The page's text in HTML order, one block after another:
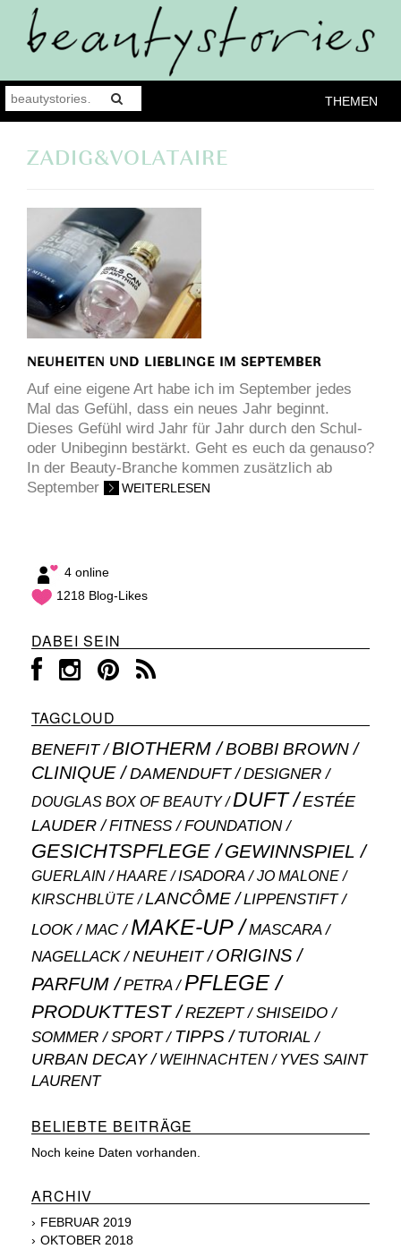
THEMEN
ZADIG&VOLATAIRE
NEUHEITEN UND LIEBLINGE IM SEPTEMBER
Auf eine eigene Art habe ich im September jedes
Mal das Gefühl, dass ein neues Jahr beginnt.
Dieses Gefühl wird Jahr für Jahr durch den Schul-
oder Unibeginn bestärkt. Geht es euch da genauso?
In der Beauty-Branche kommen zusätzlich ab
September
WEITERLESEN
4 online
1218 Blog-Likes
DABEI SEIN
TAGCLOUD
BENEFIT BIOTHERM BOBBI BROWN
CLINIQUE DAMENDUFT DESIGNER
DOUGLAS BOX OF BEAUTY DUFT
ESTÉE
LAUDER
FITNESS FOUNDATION
GESICHTSPFLEGE GEWINNSPIEL
GUERLAIN HAARE ISADORA JO MALONE
KIRSCHBLÜTE LANCÔME LIPPENSTIFT
LOOK MAC MAKE-UP MASCARA
NAGELLACK NEUHEIT ORIGINS
PARFUM PETRA PFLEGE
PRODUKTTEST REZEPT SHISEIDO
SOMMER SPORT TIPPS TUTORIAL
URBAN DECAY WEIHNACHTEN
YVES SAINT
LAURENT
BELIEBTE BEITRÄGE
Noch keine Daten vorhanden.
ARCHIV
FEBRUAR 2019
OKTOBER 2018